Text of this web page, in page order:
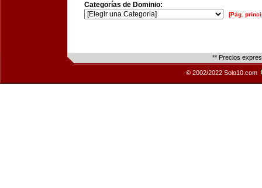
Categorías de Dominio:
[Pág.
** Precios
© 2002/2022 Solo10.com